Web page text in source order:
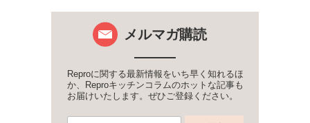
メルマガ購読
Reproに関する最新情報をいち早く知れるほ
か、Reproキッチンコラムのホットな記事も
お届けいたします。ぜひご登録ください。